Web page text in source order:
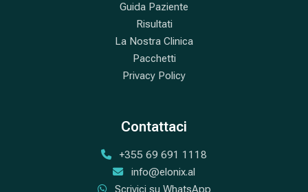
Guida Paziente
Risultati
La Nostra Clinica
Pacchetti
Privacy Policy
Contattaci
+355 69 691 1118
info@elonix.al